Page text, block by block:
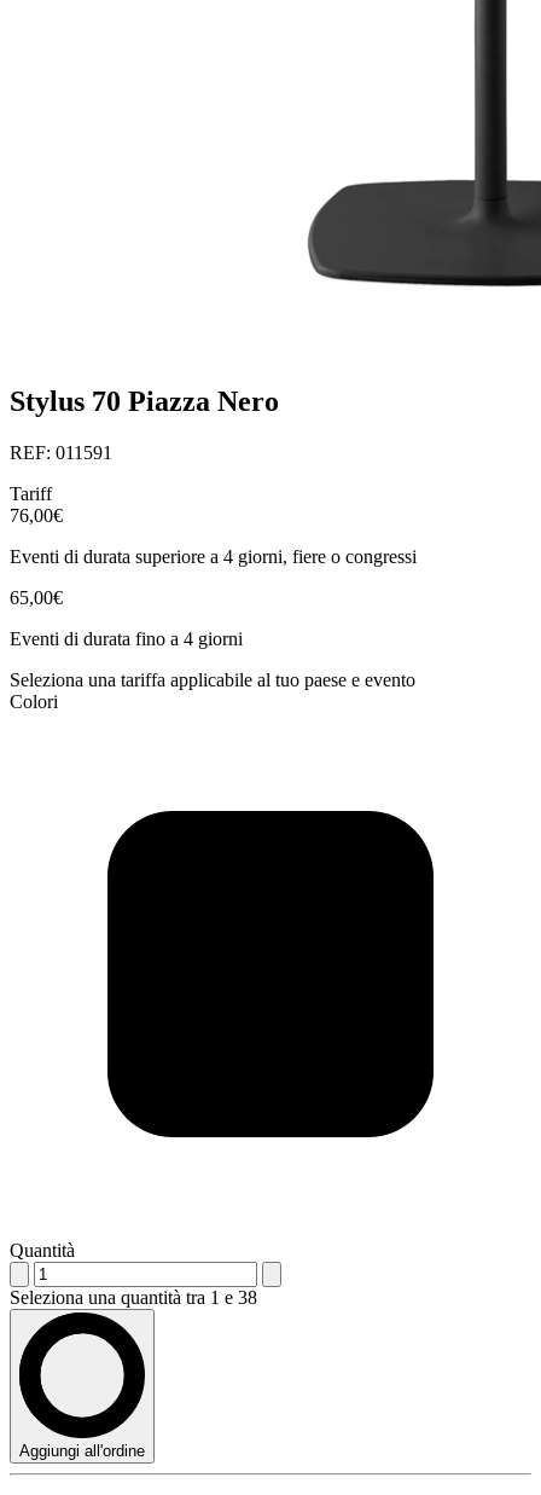
Stylus 70 Piazza Nero
REF: 011591
Tariff
76,00€
Eventi di durata superiore a 4 giorni, fiere o congressi
65,00€
Eventi di durata fino a 4 giorni
Seleziona una tariffa applicabile al tuo paese e evento
Colori
Quantità
Seleziona una quantità tra 1 e 38
Aggiungi all'ordine